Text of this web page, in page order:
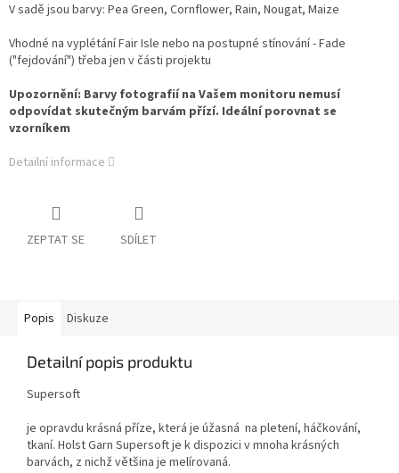
V sadě jsou barvy: Pea Green, Cornflower, Rain, Nougat, Maize
Vhodné na vyplétání Fair Isle nebo na postupné stínování - Fade
("fejdování") třeba jen v části projektu
Upozornění: Barvy fotografií na Vašem monitoru nemusí
odpovídat skutečným barvám přízí. Ideální porovnat se
vzorníkem
Detailní informace
ZEPTAT SE SDÍLET
Popis Diskuze
Detailní popis produktu
Supersoft
je opravdu krásná příze, která je úžasná na pletení, háčkování,
tkaní. Holst Garn Supersoft je k dispozici v mnoha krásných
barvách, z nichž většina je melírovaná.